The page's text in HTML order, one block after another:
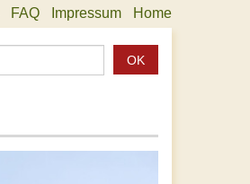
FAQ Impressum Home
OK